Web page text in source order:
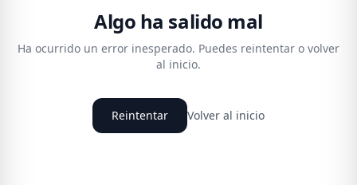
Algo ha salido mal
Ha ocurrido un error inesperado. Puedes reintentar o volver
al inicio.
Reintentar Volver al inicio